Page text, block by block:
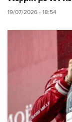
19/07/2026 - 18:54